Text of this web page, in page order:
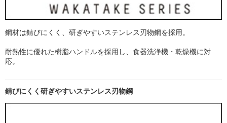
鋼材は錆びにくく、研ぎやすいステンレス刃物鋼を採用。
耐熱性に優れた樹脂ハンドルを採用し、食器洗浄機・乾燥機に対
応。
錆びにくく研ぎやすいステンレス刃物鋼